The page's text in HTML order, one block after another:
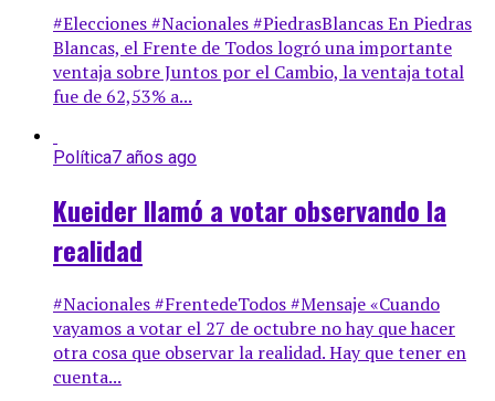
#Elecciones #Nacionales #PiedrasBlancas En Piedras
Blancas, el Frente de Todos logró una importante
ventaja sobre Juntos por el Cambio, la ventaja total
fue de 62,53% a...
Política7 años ago
Kueider llamó a votar observando la
realidad
#Nacionales #FrentedeTodos #Mensaje «Cuando
vayamos a votar el 27 de octubre no hay que hacer
otra cosa que observar la realidad. Hay que tener en
cuenta...